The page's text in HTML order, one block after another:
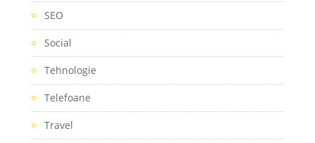
SEO
Social
Tehnologie
Telefoane
Travel